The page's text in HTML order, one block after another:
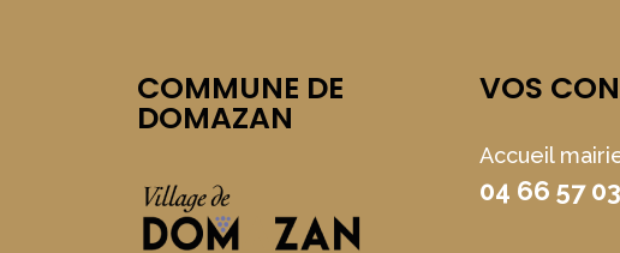
COMMUNE DE
DOMAZAN
VOS
Accueil
04 66 57